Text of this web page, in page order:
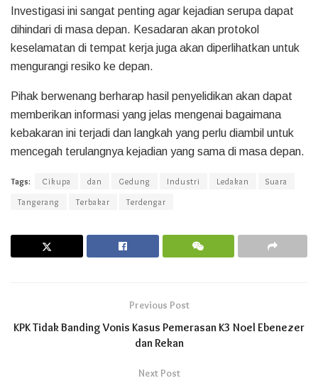
Investigasi ini sangat penting agar kejadian serupa dapat
dihindari di masa depan. Kesadaran akan protokol
keselamatan di tempat kerja juga akan diperlihatkan untuk
mengurangi resiko ke depan.
Pihak berwenang berharap hasil penyelidikan akan dapat
memberikan informasi yang jelas mengenai bagaimana
kebakaran ini terjadi dan langkah yang perlu diambil untuk
mencegah terulangnya kejadian yang sama di masa depan.
Tags: Cikupa dan Gedung Industri Ledakan
Suara
Tangerang
Terbakar Terdengar
Previous Post
KPK Tidak Banding Vonis Kasus Pemerasan K3 Noel Ebenezer
dan Rekan
Next Post